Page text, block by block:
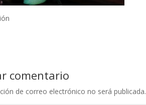
comentario
de correo electrónico no será publicada.